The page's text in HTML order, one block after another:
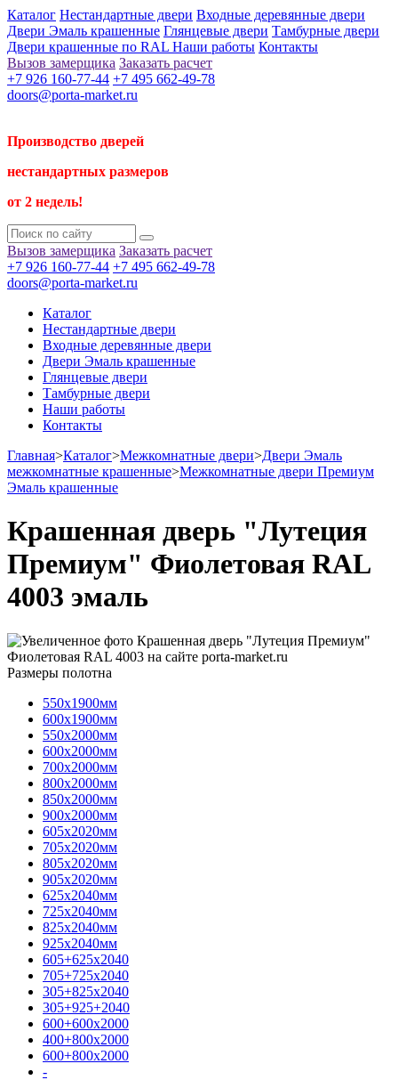
Каталог Нестандартные двери Входные деревянные двери
Двери Эмаль крашенные Глянцевые двери Тамбурные двери
Двери крашенные по RAL Наши работы Контакты
Вызов замерщика Заказать расчет
+7 926 160-77-44 +7 495 662-49-78
doors@porta-market.ru
Производство дверей
нестандартных размеров
от 2 недель!
Вызов замерщика Заказать расчет
+7 926 160-77-44 +7 495 662-49-78
doors@porta-market.ru
Каталог
Нестандартные двери
Входные деревянные двери
Двери Эмаль крашенные
Глянцевые двери
Тамбурные двери
Наши работы
Контакты
Главная>Каталог>Межкомнатные двери>Двери Эмаль
межкомнатные крашенные>Межкомнатные двери Премиум
Эмаль крашенные
Крашенная дверь "Лутеция
Премиум" Фиолетовая RAL
4003 эмаль
Размеры полотна
550х1900мм
600х1900мм
550х2000мм
600х2000мм
700х2000мм
800х2000мм
850х2000мм
900х2000мм
605х2020мм
705х2020мм
805х2020мм
905х2020мм
625х2040мм
725х2040мм
825х2040мм
925х2040мм
605+625х2040
705+725х2040
305+825х2040
305+925+2040
600+600х2000
400+800х2000
600+800х2000
-